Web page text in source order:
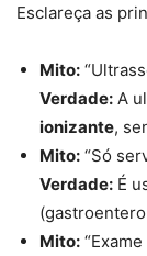
Esclareça as
Mito:
Verdade: A
ionizante,
Mito: “Só
Verdade: É
Mito: